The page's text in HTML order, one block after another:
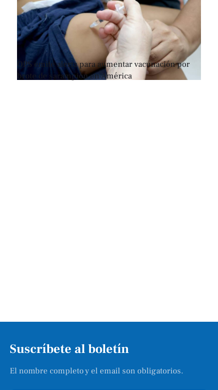
OPS emite alerta para aumentar vacunación por
brote de sarampión en América
Suscríbete al boletín
El nombre completo y el email son obligatorios.